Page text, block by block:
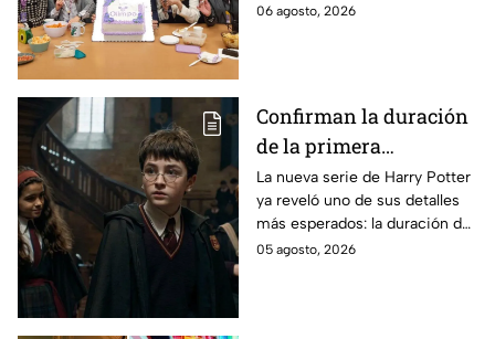
cerca, pues el elenco ya se
06 agosto, 2026
Confirman la duración
de la primera
temporada de Harry
Potter y emocionará a
los fans de los libros
La nueva serie de Harry Potter
ya reveló uno de sus detalles
más esperados: la duración de
la primera temporada basada
05 agosto, 2026